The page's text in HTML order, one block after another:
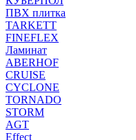
ПВХ плитка
TARKETT
FINEFLEX
Ламинат
ABERHOF
CRUISE
CYCLONE
TORNADO
STORM
AGT
Effect